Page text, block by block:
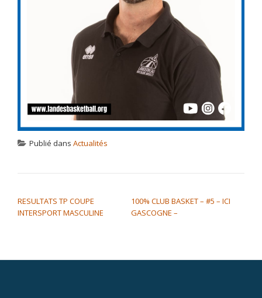
Publié dans Actualités
RESULTATS TP COUPE
INTERSPORT MASCULINE
100% CLUB BASKET – #5 – ICI
GASCOGNE –